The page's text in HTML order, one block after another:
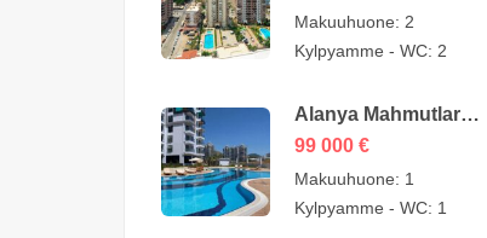
Makuuhuone: 2
Kylpyamme - WC: 2
Alanya Mahmutlar
Asunnot myynnissä –
99 000 €
Makuuhuone: 1
Kylpyamme - WC: 1